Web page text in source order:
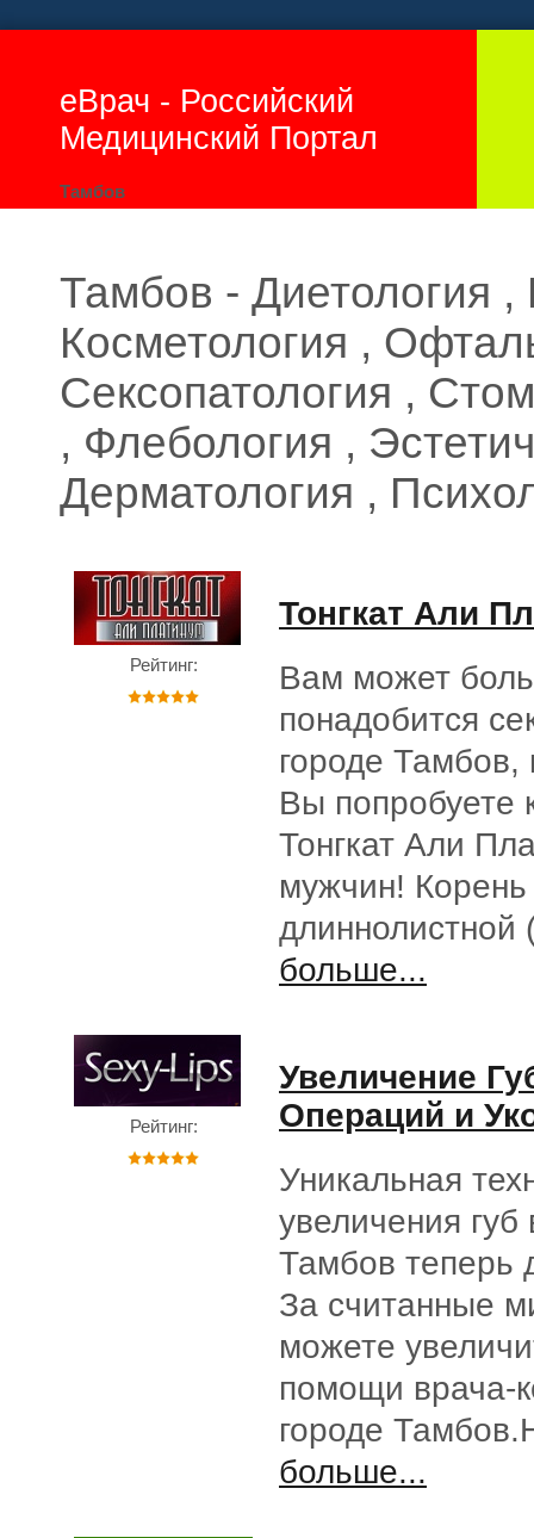
еВрач - Российский
Медицинский Портал
Тамбов
Тамбов - Диетология ,
Косметология ,
Сексопатология ,
, Флебология ,
Дерматология ,
Рейтинг:
Тонгкат Али
Вам может
понадобится
городе Тамбов,
Вы попробуете
Тонгкат Али
мужчин!
длиннолистной
больше...
Рейтинг:
Увеличение
Операций и
Уникальная
увеличения губ
Тамбов теперь
За считанные
можете
помощи врача-
городе
больше...